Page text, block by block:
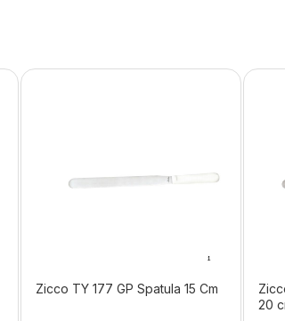
Zicco TY 177 GP Spatula 15 Cm
20